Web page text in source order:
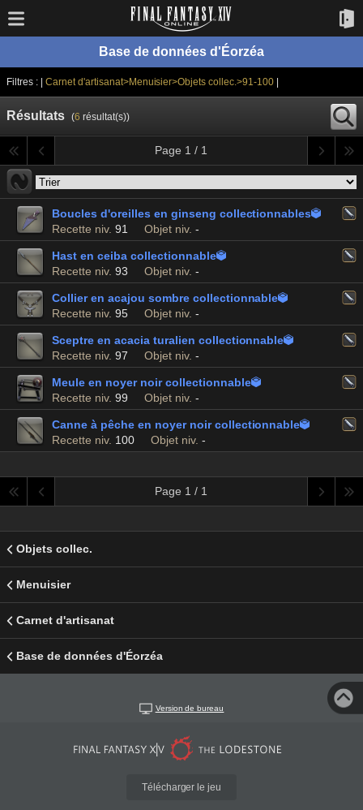
Base de données d'Éorzéa
Filtres : | Carnet d'artisanat>Menuisier>Objets collec.>91-100
Résultats (6 résultat(s))
Page 1 / 1
Boucles d'oreilles en ginseng collectionnables
Recette niv. 91 Objet niv. -
Hast en ceiba collectionnable
Recette niv. 93 Objet niv. -
Collier en acajou sombre collectionnable
Recette niv. 95 Objet niv. -
Sceptre en acacia turalien collectionnable
Recette niv. 97 Objet niv. -
Meule en noyer noir collectionnable
Recette niv. 99 Objet niv. -
Canne à pêche en noyer noir collectionnable
Recette niv. 100 Objet niv. -
Page 1 / 1
Objets collec.
Menuisier
Carnet d'artisanat
Base de données d'Éorzéa
Version de bureau
Télécharger le jeu